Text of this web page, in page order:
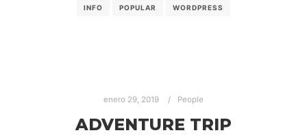
INFO POPULAR WORDPRESS
enero 29, 2019 People
ADVENTURE TRIP